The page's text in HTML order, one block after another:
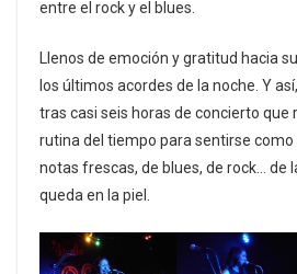
entre el rock y el blues.
Llenos de emoción y gratitud hacia
los últimos acordes de la noche. Y
tras casi seis horas de concierto que
rutina del tiempo para sentirse como
notas frescas, de blues, de rock… de
queda en la piel.